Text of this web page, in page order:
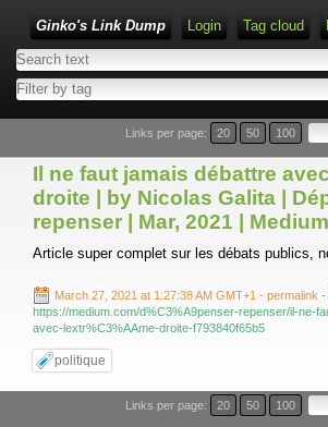
Ginko's Link Dump Login Tag cloud
Type 1 or
Links per page: 20 50 100
Il ne faut jamais débattre
droite | by Nicolas Galita |
repenser | Mar, 2021 | Medium
Article super complet sur les débats publics,
March 27, 2021 at 1:27:38 AM GMT+1 - permalink -
https://medium.com/d%C3%A9penser-repenser/il-ne-
avec-lextr%C3%AAme-droite-f793840f65b5
politique
Links per page: 20 50 100